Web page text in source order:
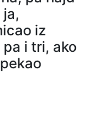
iz
i tri, ako